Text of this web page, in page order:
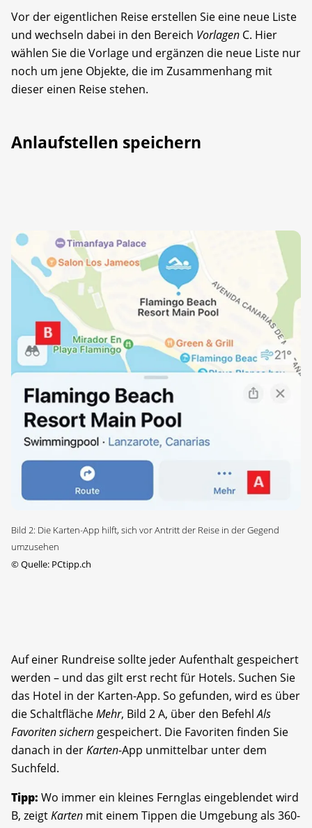
Vor der eigentlichen Reise erstellen Sie eine neue Liste
und wechseln dabei in den Bereich Vorlagen C. Hier
wählen Sie die Vorlage und ergänzen die neue Liste nur
noch um jene Objekte, die im Zusammenhang mit
dieser einen Reise stehen.
Anlaufstellen speichern
Bild 2: Die Karten-App hilft, sich vor Antritt der Reise in der Gegend
umzusehen
©Quelle: PCtipp.ch
Auf einer Rundreise sollte jeder Aufenthalt gespeichert
werden – und das gilt erst recht für Hotels. Suchen Sie
das Hotel in der Karten-App. So gefunden, wird es über
die SchaltflächeMehr, Bild 2 A, über den BefehlAls
Favoriten sichern gespeichert. Die Favoriten finden Sie
danach in derKarten-App unmittelbar unter dem
Suchfeld.
Tipp: Wo immer ein kleines Fernglas eingeblendet wird
B, zeigtKarten mit einem Tippen die Umgebung als 360-